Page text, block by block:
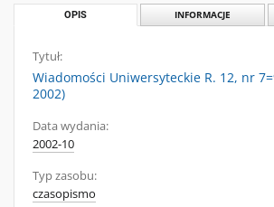
OPIS INFORMACJE
Tytuł:
Wiadomości Uniwersyteckie R. 12, nr
2002)
Data wydania:
2002-10
Typ zasobu:
czasopismo